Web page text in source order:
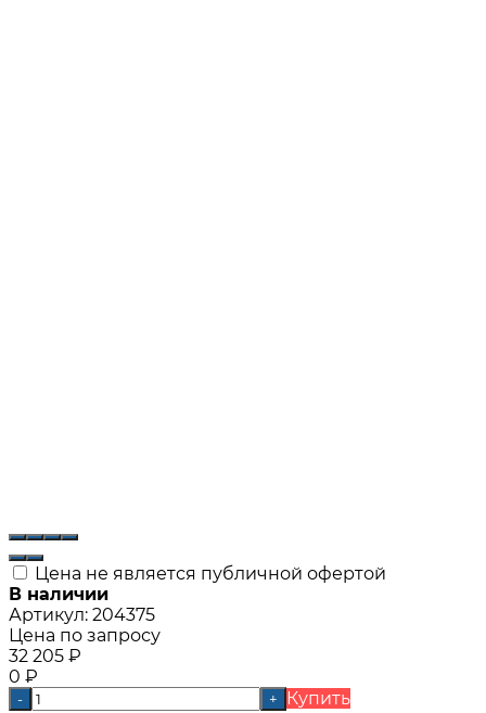
Цена не является публичной офертой
В наличии
Артикул: 204375
Цена по запросу
32 205 ₽
0 ₽
- +
Купить